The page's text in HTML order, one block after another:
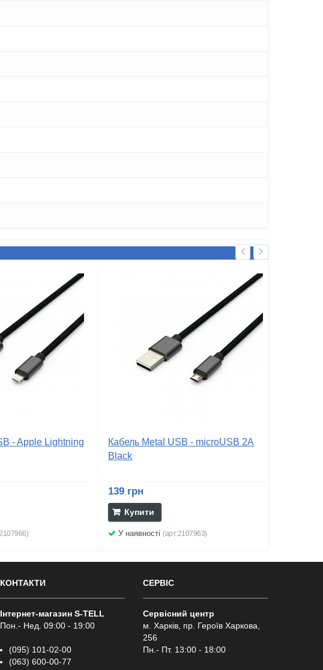
- Apple Lightning
Кабель Metal USB - microUSB 2А
Black
139 грн
Купити
У наявності(арт:2107963)
КОНТАКТИ
Інтернет-магазин S-TELL
Пон.- Нед. 09:00 - 19:00
(095) 101-02-00
(063) 600-00-77
СЕРВІС
Сервісний центр
м. Харків, пр. Героїв Харкова,
256
Пн.- Пт. 13:00 - 18:00